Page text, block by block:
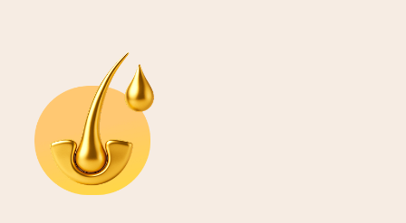
Форум
Форум для профессионалов:
3 дня уникального
контента для